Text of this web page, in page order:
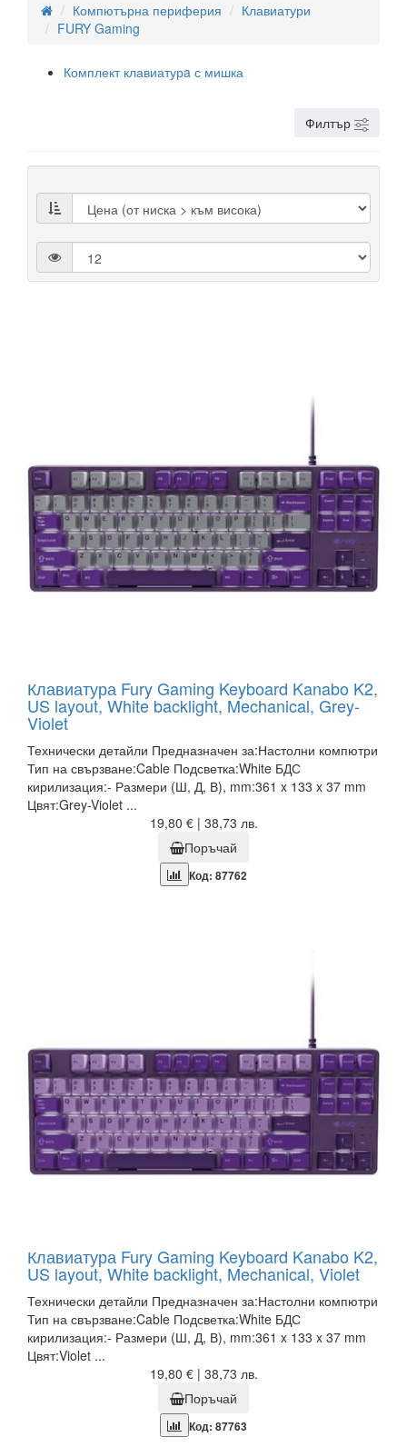
Компютърна периферия
Клавиатури
FURY Gaming
Комплект клавиатурa с мишка
Филтър
Клавиатура Fury Gaming Keyboard Kanabo K2,
US layout, White backlight, Mechanical, Grey-
Violet
Технически детайли Предназначен за:Настолни компютри
Тип на свързване:Cable Подсветка:White БДС
кирилизация:- Размери (Ш, Д, В), mm:361 x 133 x 37 mm
Цвят:Grey-Violet ...
19,80 € | 38,73 лв.
Поръчай
Код: 87762
Клавиатура Fury Gaming Keyboard Kanabo K2,
US layout, White backlight, Mechanical, Violet
Технически детайли Предназначен за:Настолни компютри
Тип на свързване:Cable Подсветка:White БДС
кирилизация:- Размери (Ш, Д, В), mm:361 x 133 x 37 mm
Цвят:Violet ...
19,80 € | 38,73 лв.
Поръчай
Код: 87763